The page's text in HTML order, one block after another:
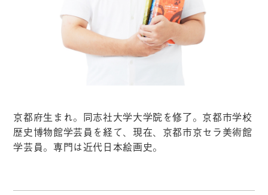
京都府生まれ。同志社大学大学院を修了。京都市学校
歴史博物館学芸員を経て、現在、京都市京セラ美術館
学芸員。専門は近代日本絵画史。